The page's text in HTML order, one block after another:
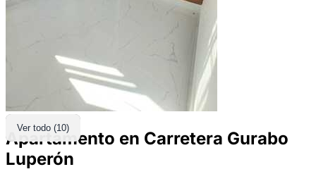
Ver todo (10)
Apartamento en Carretera Gurabo
Luperón